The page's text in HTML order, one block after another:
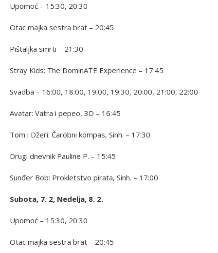
Upomoć – 15:30, 20:30
Otac majka sestra brat – 20:45
Pištaljka smrti – 21:30
Stray Kids: The DominATE Experience – 17:45
Svadba – 16:00, 18:00, 19:00, 19:30, 20:00, 21:00, 22:00
Avatar: Vatra i pepeo, 3D – 16:45
Tom i Džeri: Čarobni kompas, Sinh. – 17:30
Drugi dnevnik Pauline P. – 15:45
Sunđer Bob: Prokletstvo pirata, Sinh. – 17:00
Subota, 7. 2, Nedelja, 8. 2.
Upomoć – 15:30, 20:30
Otac majka sestra brat – 20:45